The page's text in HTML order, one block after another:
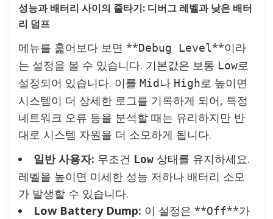
성능과 배터리 사이의 줄타기: 디버그 레벨과 낮은 배터
리 덤프
메뉴를 훑어보다 보면 **Debug Level**이라
는 설정을 볼 수 있습니다. 기본값은 보통 Low로
설정되어 있습니다. 이를 Mid 나 High로 높이면
시스템이 더 상세한 로그를 기록하게 되어, 특정
네트워크 오류 등을 분석할 때는 유리하지만 반
대로 시스템 자원을 더 소모하게 됩니다.
일반 사용자: 무조건 Low 상태를 유지하세요.
레벨을 높이면 미세한 성능 저하나 배터리 소모
가 발생할 수 있습니다.
Low Battery Dump: 이 설정은 **Off**가